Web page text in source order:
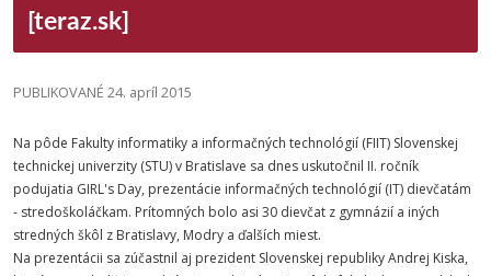
[teraz.sk]
PUBLIKOVANÉ 24. apríl 2015
Na pôde Fakulty informatiky a informačných technológií (FIIT) Slovenskej
technickej univerzity (STU) v Bratislave sa dnes uskutočnil II. ročník
podujatia GIRL's Day, prezentácie informačných technológií (IT) dievčatám
- stredoškoláčkam. Prítomných bolo asi 30 dievčat z gymnázií a iných
stredných škôl z Bratislavy, Modry a ďalších miest.
Na prezentácii sa zúčastnil aj prezident Slovenskej republiky Andrej Kiska,